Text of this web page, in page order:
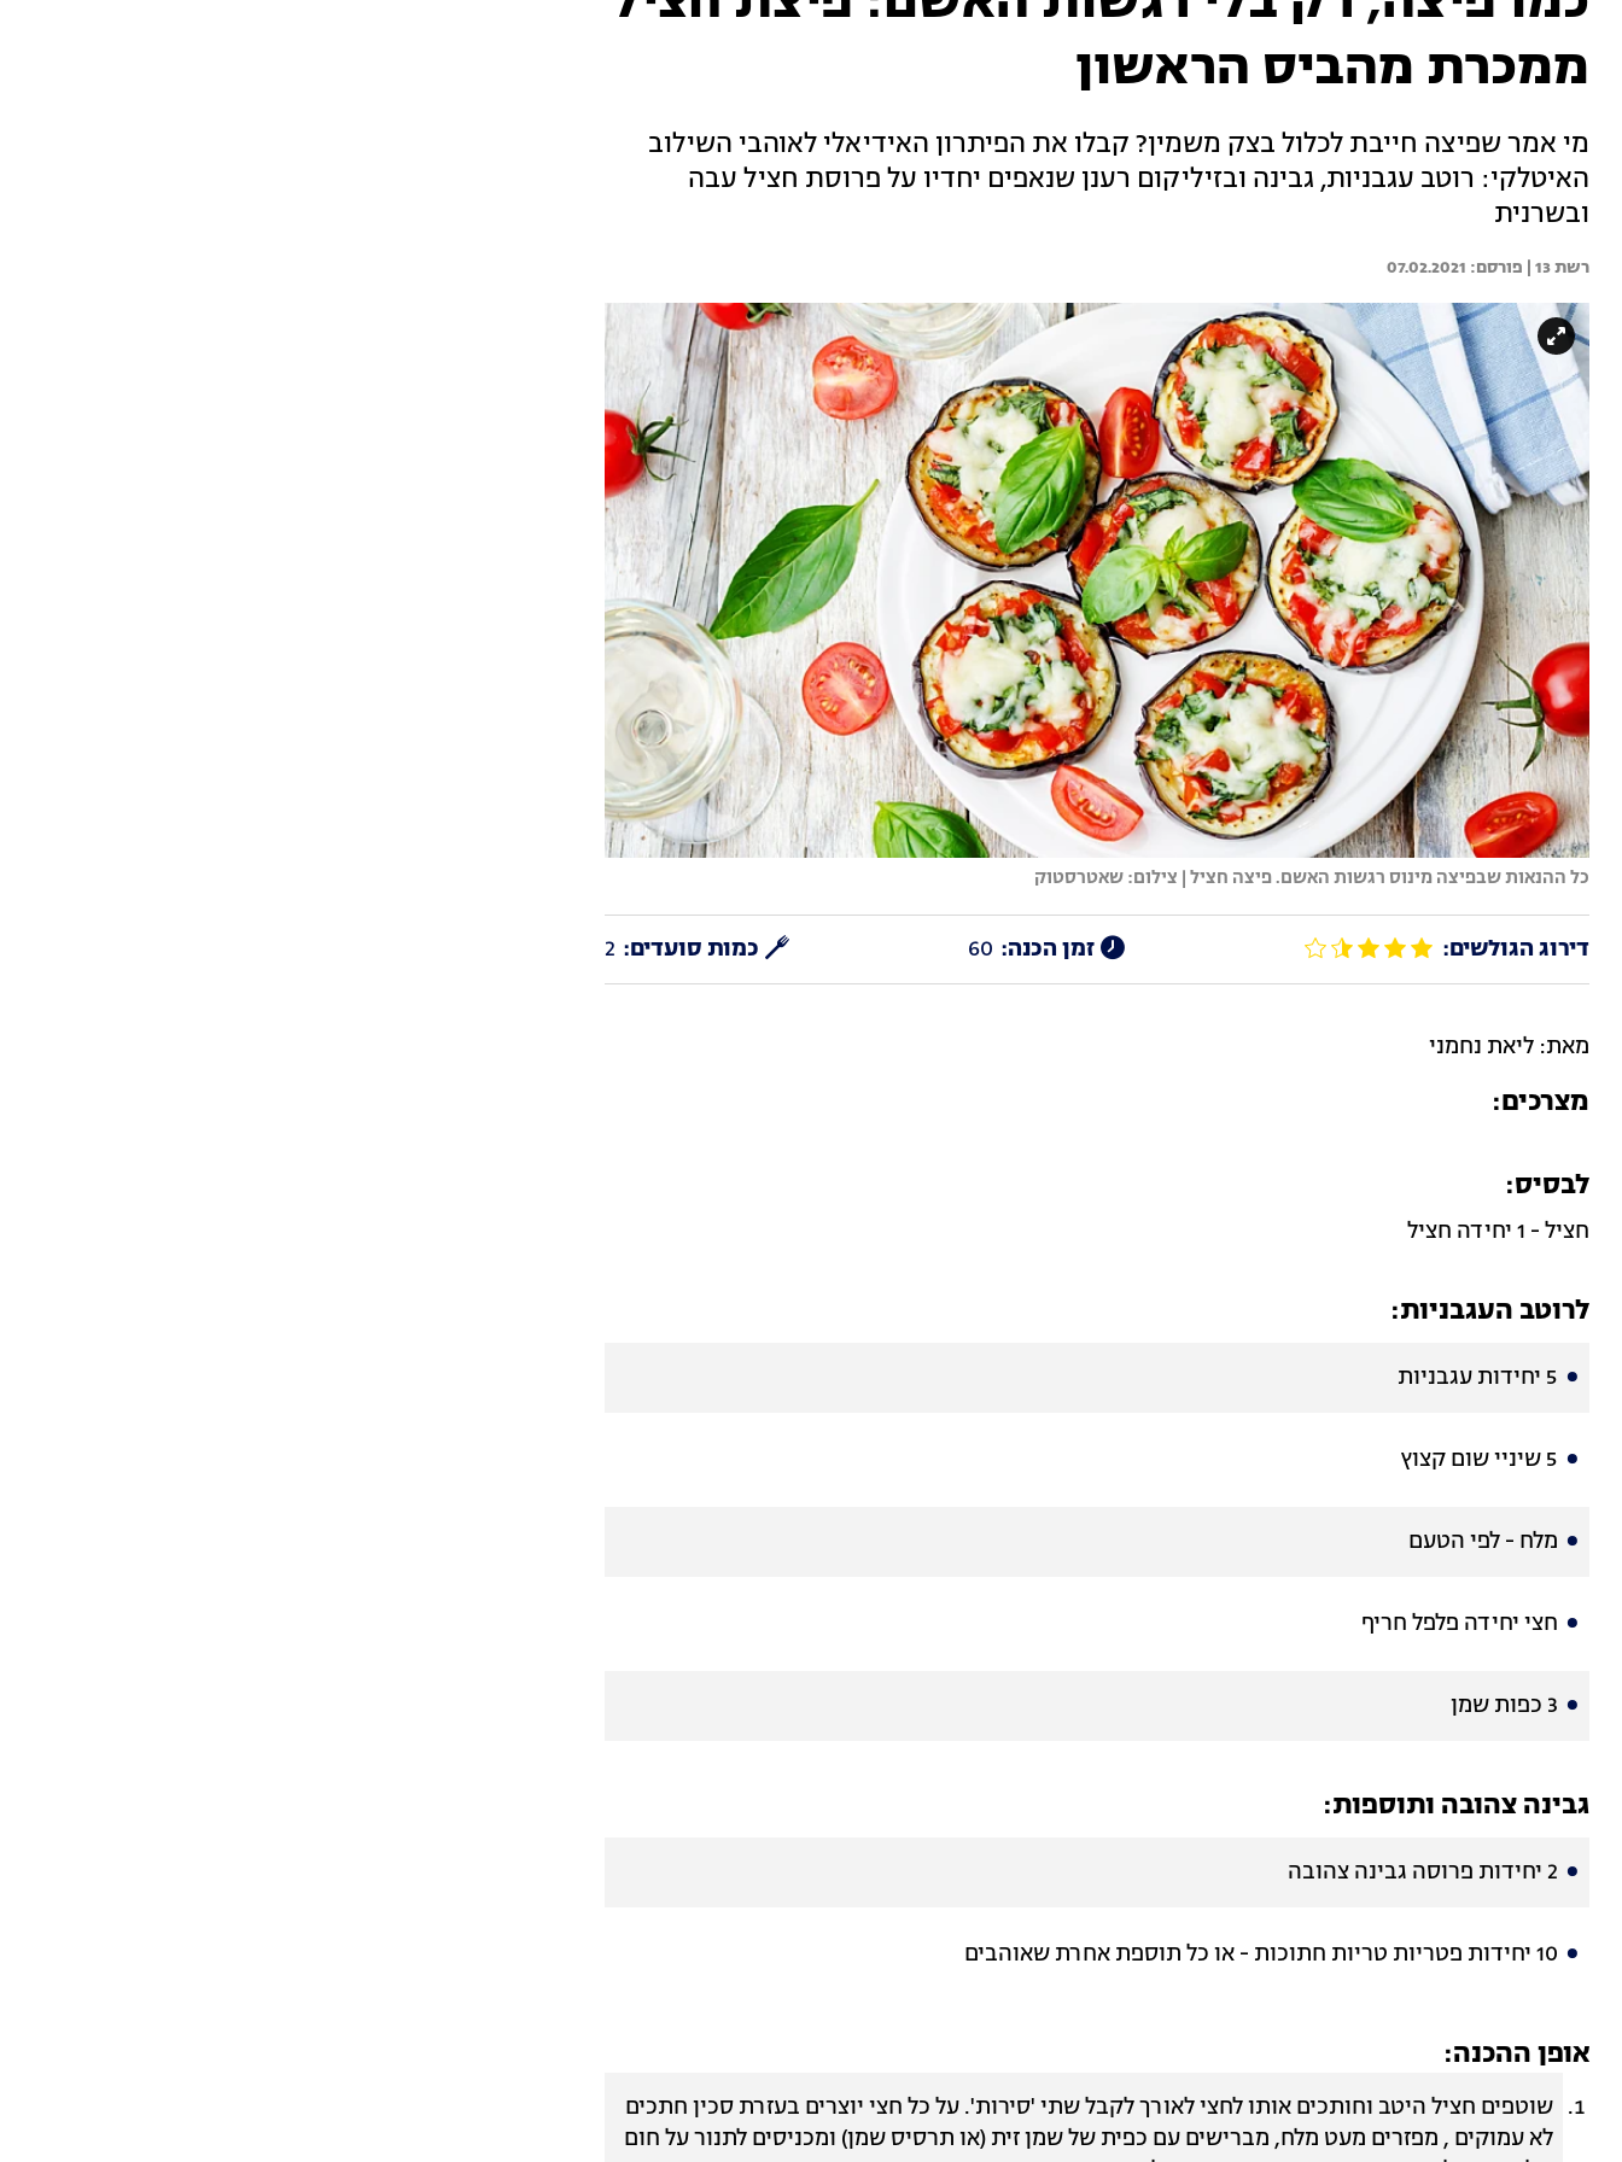
ממכרת מהביס הראשון
מי אמר שפיצה חייבת לכלול בצק משמין? קבלו את הפיתרון האידיאלי לאוהבי השילוב
האיטלקי: רוטב עגבניות, גבינה ובזיליקום רענן שנאפים יחדיו על פרוסת חציל עבה
ובשרנית
רשת 13 | 07.02.2021
כל ההנאות שבפיצה מינוס רגשות האשם. פיצה חציל | צילום: שאטרסטוק
דירוג הגולשים: זמן הכנה: 60 כמות סועדים: 2
מאת: ליאת נחמני
מצרכים:
לבסיס:
חציל - 1 יחידה חציל
לרוטב העגבניות:
5 יחידות עגבניות
5 שיניי שום קצוץ
מלח - לפי הטעם
חצי יחידה פלפל חריף
3 כפות שמן
גבינה צהובה ותוספות:
2 יחידות פרוסה גבינה צהובה
10 יחידות פטריות טריות חתוכות - או כל תוספת אחרת שאוהבים
אופן ההכנה:
שוטפים חציל היטב וחותכים אותו לחצי לאורך לקבל שתי 'סירות'. על כל חצי יוצרים בעזרת סכין חתכים
לא עמוקים , מפזרים מעט מלח, מברישים עם כפית של שמן זית (או תרסיס שמן) ומכניסים לתנור על חום